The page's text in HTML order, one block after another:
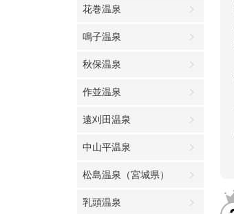
花巻温泉
鳴子温泉
秋保温泉
作並温泉
遠刈田温泉
中山平温泉
松島温泉（宮城県）
乳頭温泉